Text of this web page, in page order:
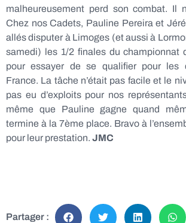
malheureusement perd son combat. Il
Chez nos Cadets, Pauline Pereira et
allés disputer à Limoges (et aussi à
samedi) les 1/2 finales du championnat
pour essayer de se qualifier pour les
France. La tâche n’était pas facile et le
pas eu d’exploits pour nos
même que Pauline gagne quand
termine à la 7ème place. Bravo à
pour leur prestation. JMC
Partager :